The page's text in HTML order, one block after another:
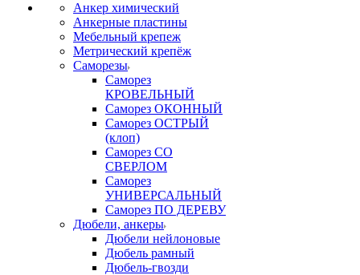
Анкер химический
Анкерные пластины
Мебельный крепеж
Метрический крепёж
Саморезы
Саморез
КРОВЕЛЬНЫЙ
Саморез ОКОННЫЙ
Саморез ОСТРЫЙ
(клоп)
Саморез СО
СВЕРЛОМ
Саморез
УНИВЕРСАЛЬНЫЙ
Саморез ПО ДЕРЕВУ
Дюбели, анкеры
Дюбели нейлоновые
Дюбель рамный
Дюбель-гвозди